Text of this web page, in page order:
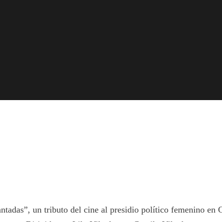
un tributo del cine al presidio político femenino en